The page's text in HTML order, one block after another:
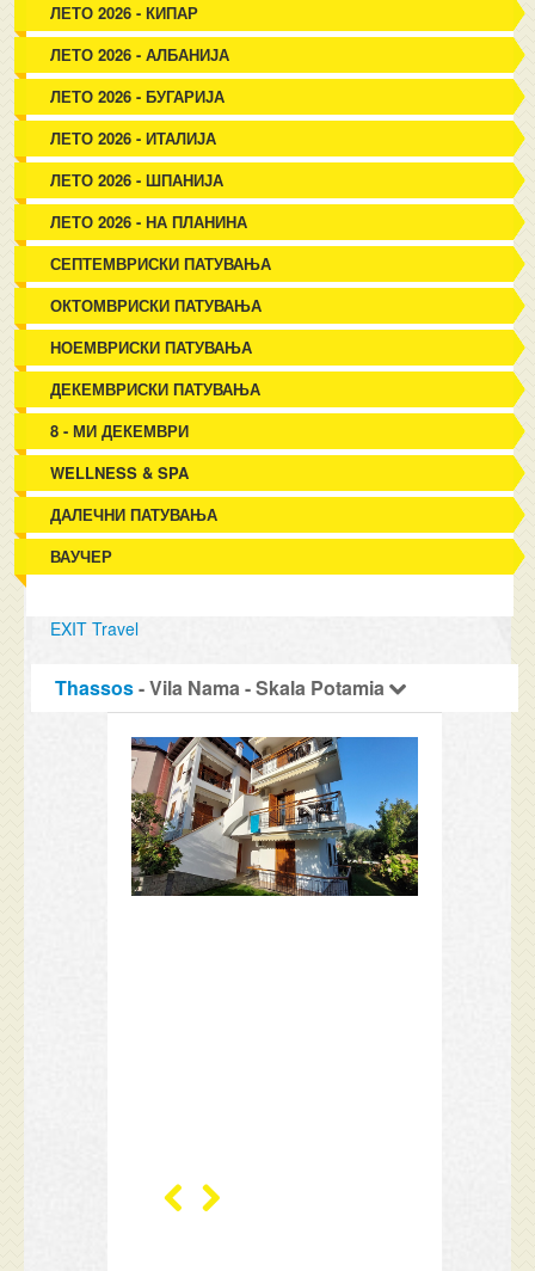
ЛЕТО 2026 - КИПАР
ЛЕТО 2026 - АЛБАНИЈА
ЛЕТО 2026 - БУГАРИЈА
ЛЕТО 2026 - ИТАЛИЈА
ЛЕТО 2026 - ШПАНИЈА
ЛЕТО 2026 - НА ПЛАНИНА
СЕПТЕМВРИСКИ ПАТУВАЊА
ОКТОМВРИСКИ ПАТУВАЊА
НОЕМВРИСКИ ПАТУВАЊА
ДЕКЕМВРИСКИ ПАТУВАЊА
8 - МИ ДЕКЕМВРИ
WELLNESS & SPA
ДАЛЕЧНИ ПАТУВАЊА
ВАУЧЕР
EXIT Travel
Thassos- Vila Nama - Skala Potamia